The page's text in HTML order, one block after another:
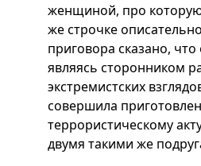
женщиной, про
же строчке
приговора сказано, что
являясь сторонником
экстремистских
совершила
террористическому
двумя такими же